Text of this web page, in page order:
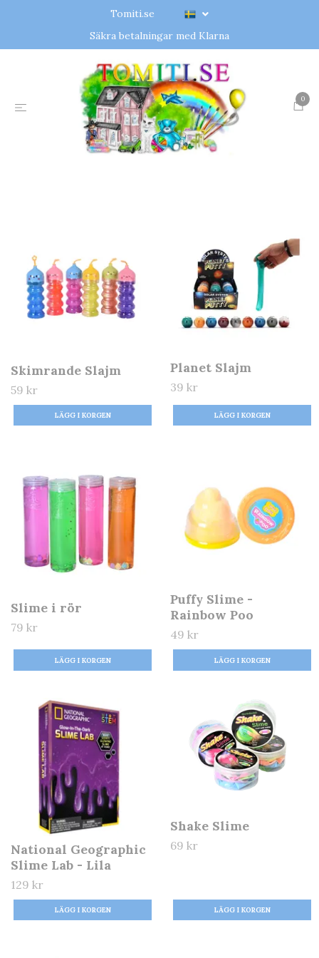
Tomiti.se
Säkra betalningar med Klarna
0
Skimrande Slajm
59 kr
Planet Slajm
39 kr
Slime i rör
79 kr
Puffy Slime -
Rainbow Poo
49 kr
National Geographic
Slime Lab - Lila
129 kr
Shake Slime
69 kr